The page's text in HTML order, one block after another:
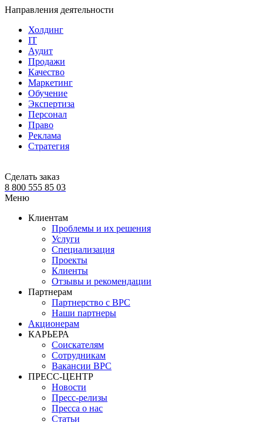
Направления деятельности
Холдинг
IT
Аудит
Продажи
Качество
Маркетинг
Обучение
Экспертиза
Персонал
Право
Реклама
Стратегия
Сделать заказ
8 800 555 85 03
Меню
Клиентам
Проблемы и их решения
Услуги
Специализация
Проекты
Клиенты
Отзывы и рекомендации
Партнерам
Партнерство с BPC
Наши партнеры
Акционерам
КАРЬЕРА
Соискателям
Сотрудникам
Вакансии BPC
ПРЕСС-ЦЕНТР
Новости
Пресс-релизы
Пресса о нас
Статьи